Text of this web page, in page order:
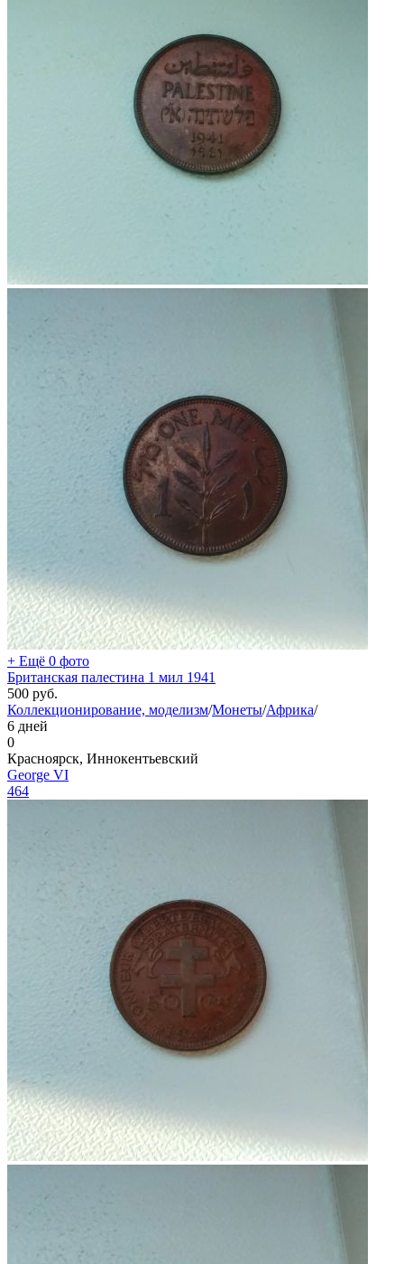
+ Ещё 0 фото
Британская палестина 1 мил 1941
500 руб.
Коллекционирование, моделизм/Монеты/Африка/
6 дней
0
Красноярск, Иннокентьевский
George VI
464